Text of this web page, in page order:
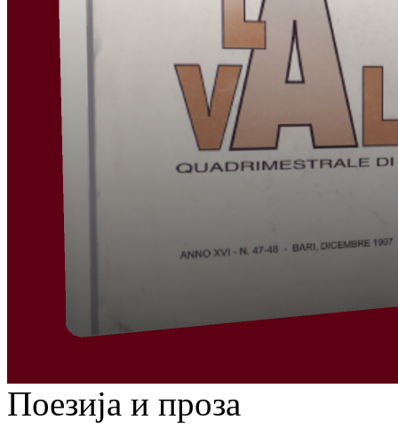
Поезија и проза